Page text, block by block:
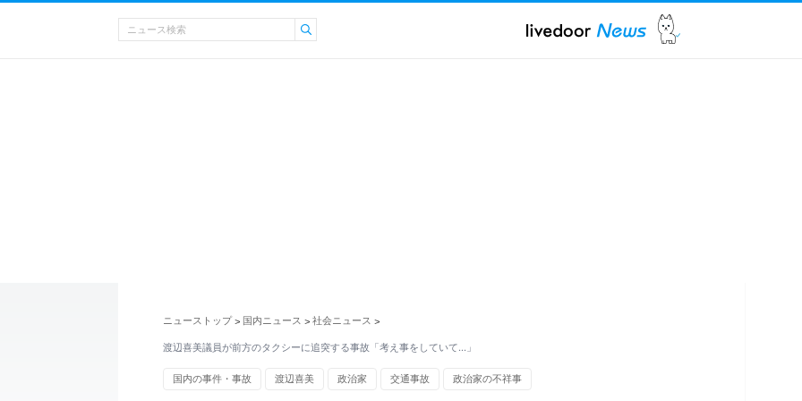
ニューストップ > 国内ニュース > 社会ニュース >
渡辺喜美議員が前方のタクシーに追突する事故「考え事をしていて…」
国内の事件・事故 渡辺喜美 政治家 交通事故 政治家の不祥事